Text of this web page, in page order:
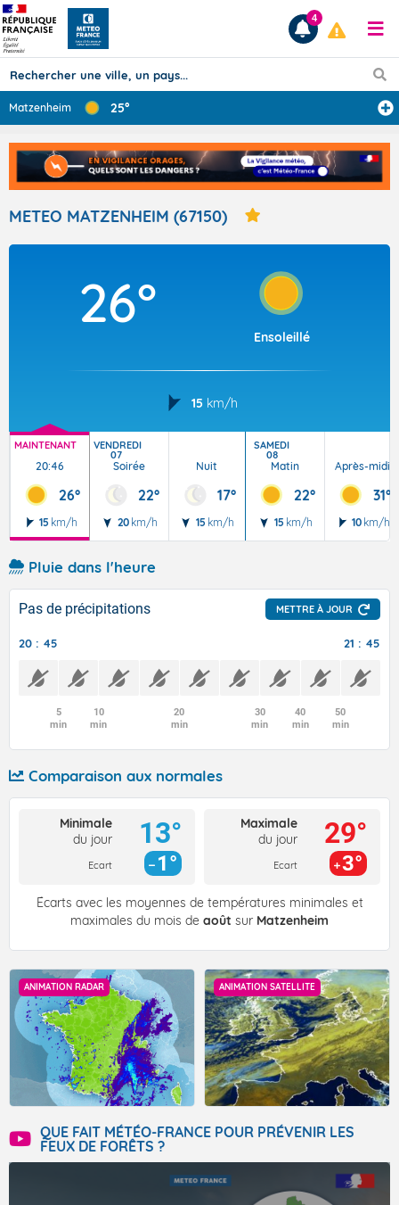
Prévisions
TOUS LES RÉSULTATS
Articles
4
Matzenheim 25°
METEO MATZENHEIM (67150)
26°
Ensoleillé
15 km/h
MAINTENANT
20:46
26°
15 km/h
VENDREDI
07
Soirée
22°
20 km/h
Nuit
17°
15 km/h
SAMEDI
08
Matin
22°
15 km/h
Après-midi
31°
10 km/h
Pluie dans l'heure
Pas de précipitations METTRE À JOUR
20 : 45 21 : 45
5
min
10
min
20
min
30
min
40
min
50
min
Comparaison aux normales
Minimale
du jour
Ecart
13°
1°
Maximale
du jour
Ecart
29°
3°
Écarts avec les moyennes de températures minimales et
maximales du mois de août sur Matzenheim
ANIMATION RADAR ANIMATION SATELLITE
QUE FAIT MÉTÉO-FRANCE POUR PRÉVENIR LES
FEUX DE FORÊTS ?